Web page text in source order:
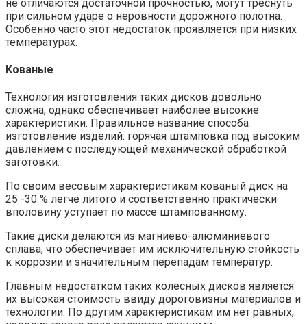
не отличаются достаточной прочностью, могут треснуть
при сильном ударе о неровности дорожного полотна.
Особенно часто этот недостаток проявляется при низких
температурах.
Кованые
Технология изготовления таких дисков довольно
сложна, однако обеспечивает наиболее высокие
характеристики. Правильное название способа
изготовление изделий: горячая штамповка под высоким
давлением с последующей механической обработкой
заготовки.
По своим весовым характеристикам кованый диск на
25 -30 % легче литого и соответственно практически
вполовину уступает по массе штампованному.
Такие диски делаются из магниево-алюминиевого
сплава, что обеспечивает им исключительную стойкость
к коррозии и значительным перепадам температур.
Главным недостатком таких колесных дисков является
их высокая стоимость ввиду дороговизны материалов и
технологии. По другим характеристикам им нет равных,